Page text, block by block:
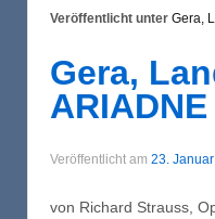
Veröffentlicht unter Gera,
Gera,
Veröffentlicht am 23.
von Richard Strauss,